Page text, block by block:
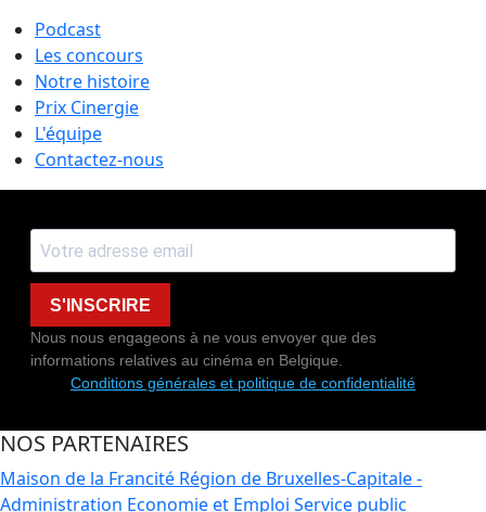
Podcast
Les concours
Notre histoire
Prix Cinergie
L'équipe
Contactez-nous
S'INSCRIRE
Nous nous engageons à ne vous envoyer que des
informations relatives au cinéma en Belgique.
Conditions générales et politique de confidentialité
NOS PARTENAIRES
Maison de la Francité Région de Bruxelles-Capitale -
Administration Economie et Emploi Service public